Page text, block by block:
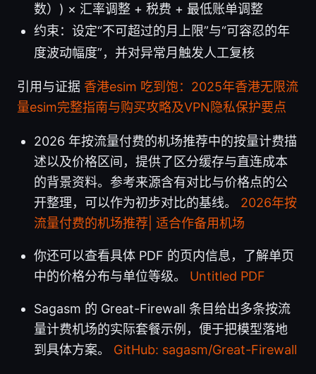
数）) × 汇率调整 + 税费 + 最低账单调整
约束：设定“不可超过的月上限”与“可容忍的年
度波动幅度”，并对异常月触发人工复核
引用与证据 香港esim 吃到饱：2025年香港无限流
量esim完整指南与购买攻略及VPN隐私保护要点
2026 年按流量付费的机场推荐中的按量计费描
述以及价格区间，提供了区分缓存与直连成本
的背景资料。参考来源含有对比与价格点的公
开整理，可以作为初步对比的基线。 2026年按
流量付费的机场推荐| 适合作备用机场
你还可以查看具体 PDF 的页内信息，了解单页
中的价格分布与单位等级。 Untitled PDF
Sagasm 的 Great-Firewall 条目给出多条按流
量计费机场的实际套餐示例，便于把模型落地
到具体方案。 GitHub: sagasm/Great-Firewall